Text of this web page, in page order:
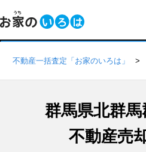
不動産一括査定「お家のいろは」
群馬県北群
不動産売